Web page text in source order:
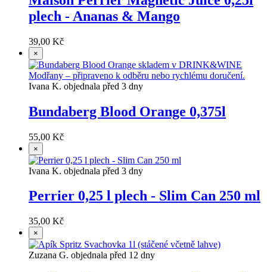
plech - Ananas & Mango
39,00 Kč
×
Ivana K. objednala před 3 dny
Bundaberg Blood Orange 0,375l
55,00 Kč
×
Ivana K. objednala před 3 dny
Perrier 0,25 l plech - Slim Can 250 ml
35,00 Kč
×
Zuzana G. objednala před 12 dny